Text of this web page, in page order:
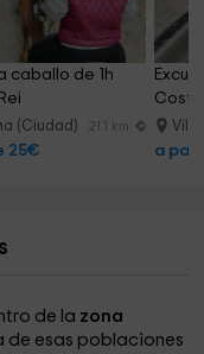
caballo de 1h
(Ciudad) 21.1 km
25€ a
de la zona
de esas poblaciones